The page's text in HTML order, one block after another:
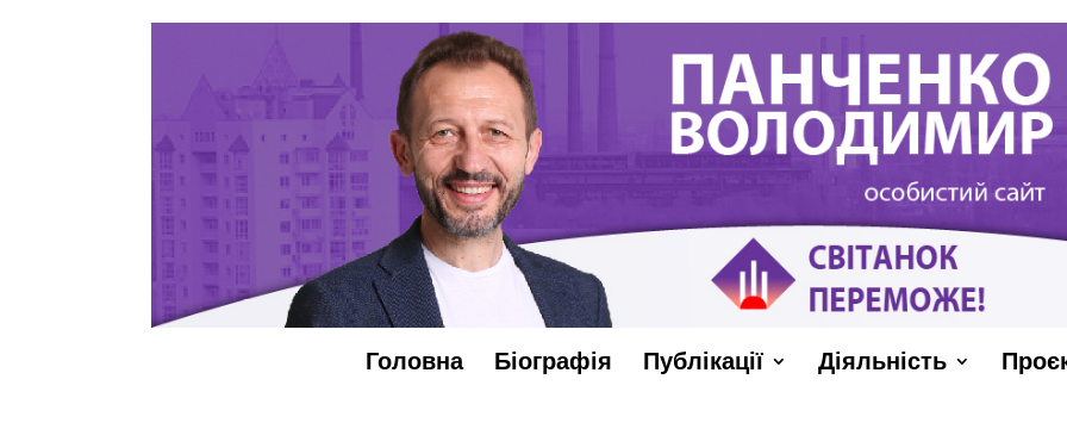
Головна Біографія Публікації Діяльність